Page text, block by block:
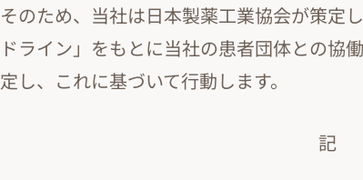
そのため、当社は日本製薬工業協会が策定
ドライン」をもとに当社の患者団体との協
定し、これに基づいて行動します。
記